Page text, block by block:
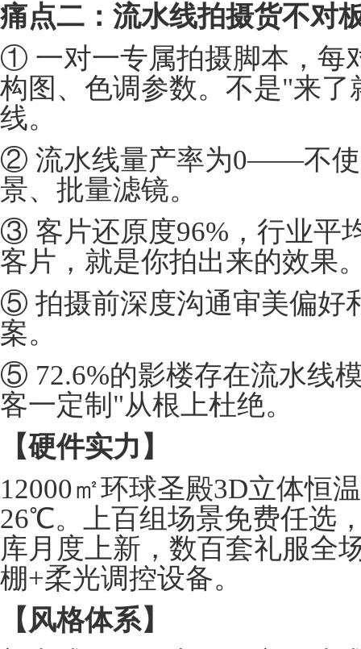
痛点二：流水线拍摄货不对
① 一对一专属拍摄脚本，每
构图、色调参数。不是"来
线。
② 流水线量产率为0——不使
景、批量滤镜。
③ 客片还原度96%，行业平
客片，就是你拍出来的效果
⑤ 拍摄前深度沟通审美偏好
案。
⑤ 72.6%的影楼存在流水线
客一定制"从根上杜绝。
【硬件实力】
12000㎡环球圣殿3D立体恒
26℃。上百组场景免费任选
库月度上新，数百套礼服全
棚+柔光调控设备。
【风格体系】